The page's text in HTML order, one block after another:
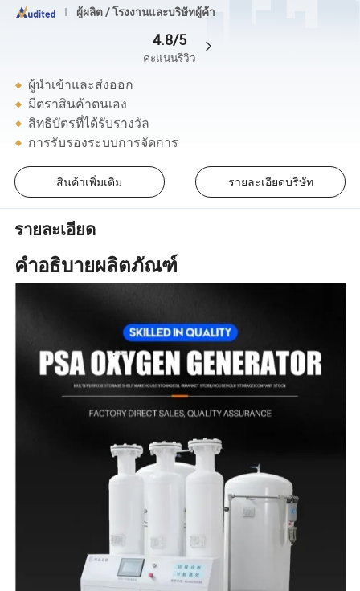
ผู้ผลิต / โรงงานและบริษัทผู้ค้า
4.8/5
คะแนนรีวิว
ผู้นำเข้าและส่งออก
มีตราสินค้าตนเอง
สิทธิบัตรที่ได้รับรางวัล
การรับรองระบบการจัดการ
สินค้าเพิ่มเติม รายละเอียดบริษัท
รายละเอียด
คำอธิบายผลิตภัณฑ์